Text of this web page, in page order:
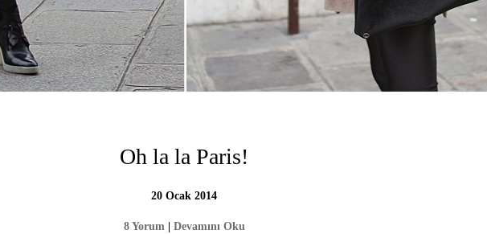
Oh la la Paris!
20 Ocak 2014
8 Yorum| Devamını Oku